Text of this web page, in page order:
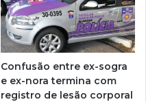
Confusão entre ex-sogra
e ex-nora termina com
registro de lesão corporal